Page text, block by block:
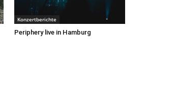
Konzertberichte
Periphery live in Hamburg